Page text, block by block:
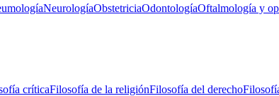
NeurologíaObstetriciaOdontologíaOftalmología y
críticaFilosofía de la religiónFilosofía del derecho